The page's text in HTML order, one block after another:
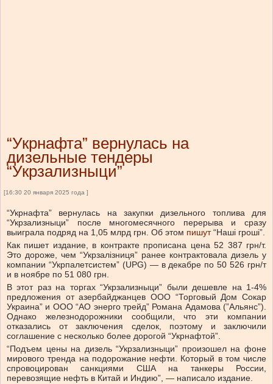
“Укрнафта” вернулась на
дизельные тендеры
“Укрзализныци”
[16:30 20 января 2025 года ]
“Укрнафта” вернулась на закупки дизельного топлива для
“Укрзализныци” после многомесячного перерыва и сразу
выиграла подряд на 1,05 млрд грн. Об этом пишут “Наші гроші”.
Как пишет издание, в контракте прописана цена 52 387 грн/т.
Это дороже, чем “Укрзалізниця” ранее контрактовала дизель у
компании “Укрпалетсистем” (UPG) — в декабре по 50 526 грн/т
и в ноябре по 51 080 грн.
В этот раз на торгах “Укрзализныци” были дешевле на 1-4%
предложения от азербайджанцев ООО “Торговый Дом Сокар
Украина” и ООО “АО энерго трейд” Романа Адамова (”Альянс”).
Однако железнодорожники сообщили, что эти компании
отказались от заключения сделок, поэтому и заключили
соглашение с несколько более дорогой “Укрнафтой”.
“Подъем цены на дизель “Укрзализныци” произошел на фоне
мирового тренда на подорожание нефти. Который в том числе
спровоцирован санкциями США на танкеры России,
перевозящие нефть в Китай и Индию”, — написало издание.